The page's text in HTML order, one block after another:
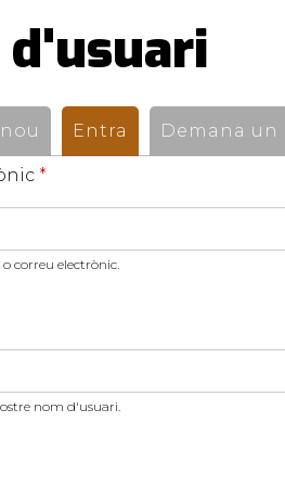
d'usuari
Entra (pestanya
Demana
*
correu electrònic.
nom d'usuari.